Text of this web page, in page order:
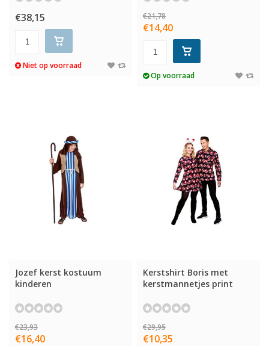
€38,15
Niet op voorraad
€21,78
€14,40
Op voorraad
Jozef kerst kostuum
kinderen
€23,93
€16,40
Kerstshirt Boris met
kerstmannetjes print
€29,95
€10,35